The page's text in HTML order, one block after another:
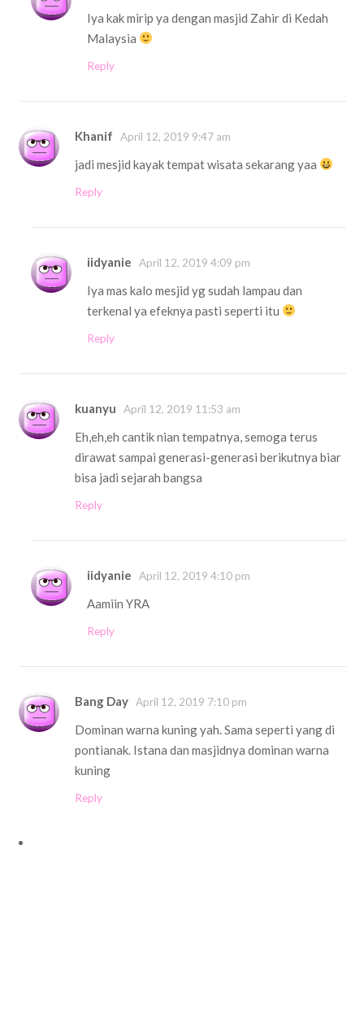
Iya kak mirip ya dengan masjid Zahir di Kedah
Malaysia
Reply
Khanif April 12, 2019 9:47 am
jadi mesjid kayak tempat wisata sekarang yaa
Reply
iidyanie April 12, 2019 4:09 pm
Iya mas kalo mesjid yg sudah lampau dan
terkenal ya efeknya pasti seperti itu
Reply
kuanyu April 12, 2019 11:53 am
Eh,eh,eh cantik nian tempatnya, semoga terus
dirawat sampai generasi-generasi berikutnya biar
bisa jadi sejarah bangsa
Reply
iidyanie April 12, 2019 4:10 pm
Aamiin YRA
Reply
Bang Day April 12, 2019 7:10 pm
Dominan warna kuning yah. Sama seperti yang di
pontianak. Istana dan masjidnya dominan warna
kuning
Reply